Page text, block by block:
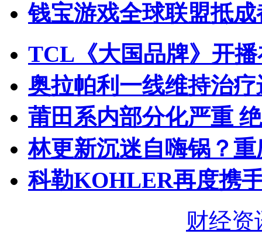
钱宝游戏全球联盟抵
TCL《大国品牌》开
奥拉帕利一线维持治
莆田系内部分化严重
林更新沉迷自嗨锅？
科勒KOHLER再度携
财经资